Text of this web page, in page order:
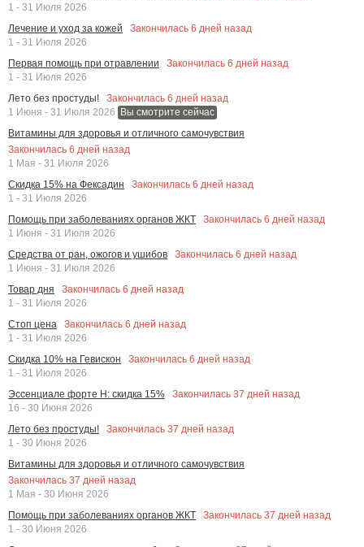
1 - 31 Июля 2026
Лечение и уход за кожей
Закончилась 6 дней назад
1 - 31 Июля 2026
Первая помощь при отравлении
Закончилась 6 дней назад
1 - 31 Июля 2026
Лето без простуды!
Закончилась 6 дней назад
1 Июня - 31 Июля 2026
Вы смотрите сейчас
Витамины для здоровья и отличного самочувствия
Закончилась 6 дней назад
1 Мая - 31 Июля 2026
Скидка 15% на Фексадин
Закончилась 6 дней назад
1 - 31 Июля 2026
Помощь при заболеваниях органов ЖКТ
Закончилась 6 дней назад
1 Июня - 31 Июля 2026
Средства от ран, ожогов и ушибов
Закончилась 6 дней назад
1 Июня - 31 Июля 2026
Товар дня
Закончилась 6 дней назад
1 - 31 Июля 2026
Стоп цена
Закончилась 6 дней назад
1 - 31 Июля 2026
Скидка 10% на Гевискон
Закончилась 6 дней назад
1 - 31 Июля 2026
Эссенциале форте Н: скидка 15%
Закончилась 37 дней назад
16 - 30 Июня 2026
Лето без простуды!
Закончилась 37 дней назад
1 - 30 Июня 2026
Витамины для здоровья и отличного самочувствия
Закончилась 37 дней назад
1 Мая - 30 Июня 2026
Помощь при заболеваниях органов ЖКТ
Закончилась 37 дней назад
1 - 30 Июня 2026